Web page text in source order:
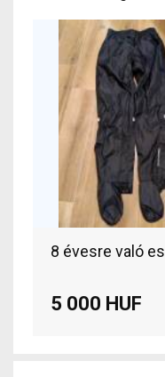
8 évesre való
5 000 HUF